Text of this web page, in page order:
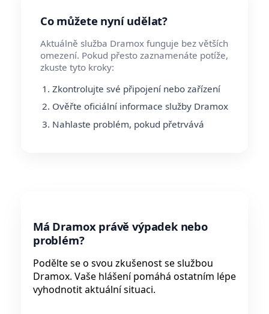
Co můžete nyní udělat?
Aktuálně služba Dramox funguje bez větších
omezení. Pokud přesto zaznamenáte potíže,
zkuste tyto kroky:
Zkontrolujte své připojení nebo zařízení
Ověřte oficiální informace služby Dramox
Nahlaste problém, pokud přetrvává
Má Dramox právě výpadek nebo
problém?
Podělte se o svou zkušenost se službou
Dramox. Vaše hlášení pomáhá ostatním lépe
vyhodnotit aktuální situaci.